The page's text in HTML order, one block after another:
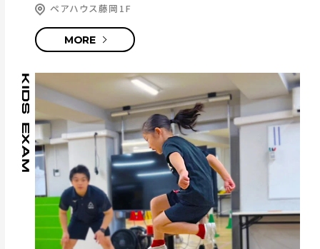
ペアハウス藤岡1F
MORE
KIDS EXAM